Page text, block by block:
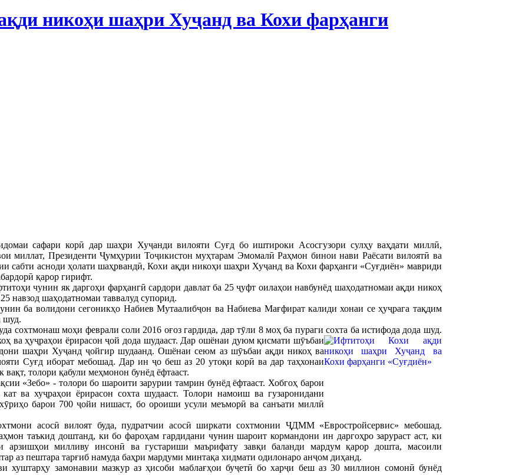
никоҳи шаҳри Хуҷанд ва Кохи фарҳанги
сафари корӣ дар шаҳри Хуҷанди вилояти Суғд бо иштироки Асосгузори сулҳу ваҳдати миллӣ,
миллат, Президенти Ҷумҳурии Тоҷикистон муҳтарам Эмомалӣ Раҳмон бинои нави Раёсати вилоятӣ ва
сабти асноди ҳолати шаҳрвандӣ, Кохи ақди никоҳи шаҳри Хуҷанд ва Кохи фарҳанги «Суғдиён» мавриди
қарор гирифт.
чунин як даргоҳи фарҳангӣ сардори давлат ба 25 ҷуфт оилаҳои навбунёд шаҳодатномаи ақди никоҳ
навзод шаҳодатномаи таввалуд супорид.
ба волидони сегоникҳо Набиев Мутаалибҷон ва Набиева Мағфират калиди хонаи се ҳуҷрага тақдим
шуд.
сохтмонаш моҳи феврали соли 2016 оғоз гардида, дар тӯли 8 моҳ ба пураги сохта ба истифода дода шуд.
ва ҳуҷраҳои ёрирасон ҷой дода шудааст. Дар ошёнаи дуюм қисмати шӯъбаи
шаҳри Хуҷанд ҷойгир шудаанд. Ошёнаи сеюм аз шӯъбаи ақди никоҳ ва
Суғд иборат мебошад. Дар ин ҷо беш аз 20 утоқи корӣ ва дар таҳхонаи
толори қабули меҳмонон бунёд ёфтааст.
«Зебо» - толори бо шароити зарурии тамрин бунёд ёфтааст. Хобгоҳ барои
ва хуҷраҳои ёрирасон сохта шудааст. Толори намоиш ва гузаронидани
барои 700 ҷойи нишаст, бо ороиши усули меъморӣ ва санъати миллӣ
асосӣ вилоят буда, пудратчии асосӣ ширкати сохтмонии ҶДММ «Евростройсервис» мебошад.
таъкид доштанд, ки бо фароҳам гардидани чунин шароит кормандони ин даргоҳро зарураст аст, ки
арзишҳои милливу инсонӣ ва густариши маърифату завқи баланди мардум қарор дошта, масоили
аз пештара тарғиб намуда баҳри мардуми минтақа хидмати одилонаро анҷом диҳанд.
хуштарҳу замонавии мазкур аз ҳисоби маблағҳои буҷетӣ бо харҷи беш аз 30 миллион сомонӣ бунёд